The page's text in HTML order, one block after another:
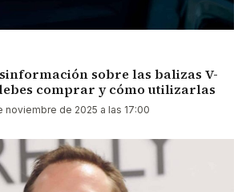
sobre las balizas V-
comprar y cómo utilizarlas
noviembre de 2025 a las 17:00